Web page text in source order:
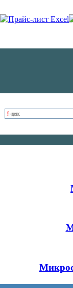
Прайс-лист Excel